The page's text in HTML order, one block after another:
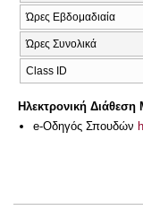
Ώρες Εβδομαδιαία
Ώρες Συνολικά
Class ID
Ηλεκτρονική Διάθεση
e-Οδηγός Σπουδών